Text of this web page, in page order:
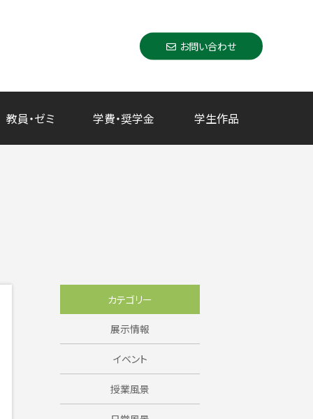
お問い合わせ
教員・ゼミ 学費・奨学金 学生作品
カテゴリー
展示情報
イベント
授業風景